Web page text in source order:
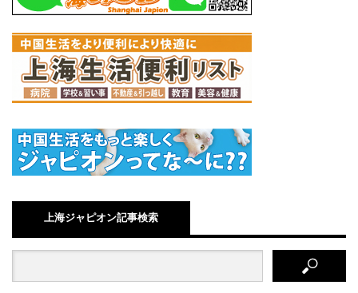
上海ジャピオン記事検索